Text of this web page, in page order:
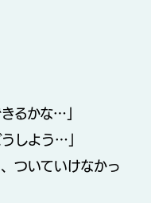
るかな…」
しよう…」
ついていけなかっ